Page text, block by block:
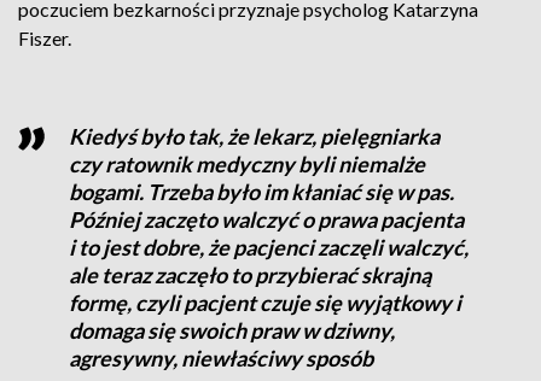
poczuciem bezkarności przyznaje psycholog Katarzyna
Fiszer.
Kiedyś było tak, że lekarz, pielęgniarka
czy ratownik medyczny byli niemalże
bogami. Trzeba było im kłaniać się w pas.
Później zaczęto walczyć o prawa pacjenta
i to jest dobre, że pacjenci zaczęli walczyć,
ale teraz zaczęło to przybierać skrajną
formę, czyli pacjent czuje się wyjątkowy i
domaga się swoich praw w dziwny,
agresywny, niewłaściwy sposób